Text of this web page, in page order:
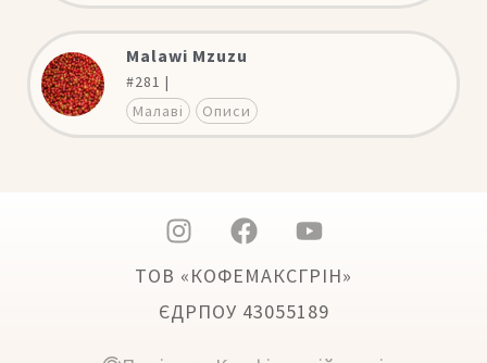
Malawi Mzuzu
#281 |
Малаві
Описи
ТОВ «КОФЕМАКСГРІН»
ЄДРПОУ 43055189